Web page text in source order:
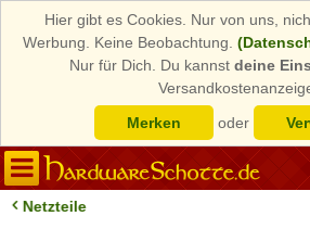
Hier gibt es Cookies. Nur von uns,
Werbung. Keine Beobachtung.
Nur für Dich. Du kannst deine
Merken
oder
Netzteile